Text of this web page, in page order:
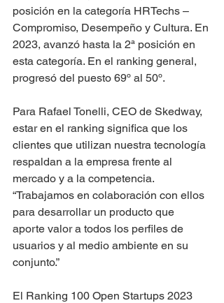
posición en la categoría HRTechs –
Compromiso, Desempeño y Cultura. En
2023, avanzó hasta la 2ª posición en
esta categoría. En el ranking general,
progresó del puesto 69º al 50º.
Para Rafael Tonelli, CEO de Skedway,
estar en el ranking significa que los
clientes que utilizan nuestra tecnología
respaldan a la empresa frente al
mercado y a la competencia.
“Trabajamos en colaboración con ellos
para desarrollar un producto que
aporte valor a todos los perfiles de
usuarios y al medio ambiente en su
conjunto.”
El Ranking 100 Open Startups 2023